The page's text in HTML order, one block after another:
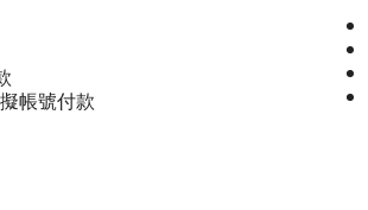
帳號付款